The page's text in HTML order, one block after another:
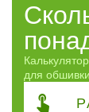
для